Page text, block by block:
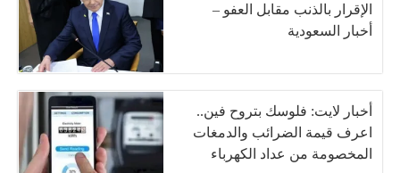
الإقرار بالذنب مقابل العفو –
أخبار السعودية
أخبار لايت: فلوسك بتروح فين..
اعرف قيمة الضرائب والدمغات
المخصومة من عداد الكهرباء